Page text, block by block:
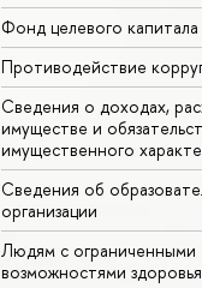
Фонд целевого капитала
Противодействие
Сведения о доходах,
имуществе и
имущественного
Сведения об
организации
Людям с ограниченными
возможностями здоровья